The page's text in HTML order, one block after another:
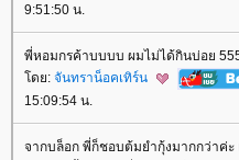
9:51:50 น.
พี่หอมกรค้าบบบบ ผมไม่ได้กินบ่อย
ดย: จันทราน็อคเทิร์น
15:09:54 น.
จากบล็อก พี่ก็ชอบต้มยำกุ้งมากกว่าค่